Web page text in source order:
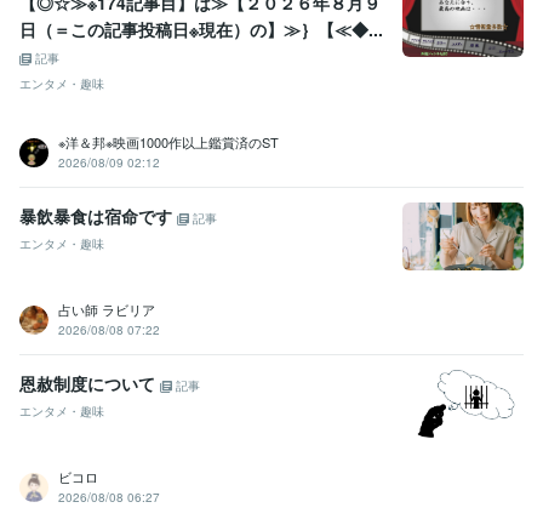
日（＝この記事投稿日※現在）の】≫｝【≪◆...
記事
エンタメ・趣味
※洋＆邦※映画1000作以上鑑賞済のST
2026/08/09 02:12
暴飲暴食は宿命です
記事
エンタメ・趣味
占い師 ラビリア
2026/08/08 07:22
恩赦制度について
記事
エンタメ・趣味
ビコロ
2026/08/08 06:27